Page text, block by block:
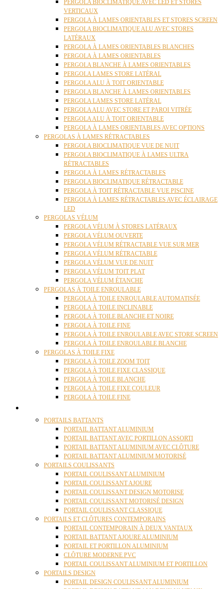
PERGOLA BIOCLIMATIQUE AVEC LED ET STORES
VERTICAUX
PERGOLA À LAMES ORIENTABLES ET STORES SCREEN
PERGOLA BIOCLIMATIQUE ALU AVEC STORES
LATÉRAUX
PERGOLA À LAMES ORIENTABLES BLANCHES
PERGOLA À LAMES ORIENTABLES
PERGOLA BLANCHE À LAMES ORIENTABLES
PERGOLA LAMES STORE LATÉRAL
PERGOLA ALU À TOIT ORIENTABLE
PERGOLA BLANCHE À LAMES ORIENTABLES
PERGOLA LAMES STORE LATÉRAL
PERGOLA ALU AVEC STORE ET PAROI VITRÉE
PERGOLA ALU À TOIT ORIENTABLE
PERGOLA À LAMES ORIENTABLES AVEC OPTIONS
PERGOLAS À LAMES RÉTRACTABLES
PERGOLA BIOCLIMATIQUE VUE DE NUIT
PERGOLA BIOCLIMATIQUE À LAMES ULTRA
RÉTRACTABLES
PERGOLA À LAMES RÉTRACTABLES
PERGOLA BIOCLIMATIQUE RÉTRACTABLE
PERGOLA À TOIT RÉTRACTABLE VUE PISCINE
PERGOLA À LAMES RÉTRACTABLES AVEC ÉCLAIRAGE
LED
PERGOLAS VÉLUM
PERGOLA VÉLUM À STORES LATÉRAUX
PERGOLA VÉLUM OUVERTE
PERGOLA VÉLUM RÉTRACTABLE VUE SUR MER
PERGOLA VÉLUM RÉTRACTABLE
PERGOLA VÉLUM VUE DE NUIT
PERGOLA VÉLUM TOIT PLAT
PERGOLA VÉLUM ÉTANCHE
PERGOLAS À TOILE ENROULABLE
PERGOLA À TOILE ENROULABLE AUTOMATISÉE
PERGOLA À TOILE INCLINABLE
PERGOLA À TOILE BLANCHE ET NOIRE
PERGOLA À TOILE FINE
PERGOLA À TOILE ENROULABLE AVEC STORE SCREEN
PERGOLA À TOILE ENROULABLE BLANCHE
PERGOLAS À TOILE FIXE
PERGOLA À TOILE ZOOM TOIT
PERGOLA À TOILE FIXE CLASSIQUE
PERGOLA À TOILE BLANCHE
PERGOLA À TOILE FIXE COULEUR
PERGOLA À TOILE FINE
PORTAILS BATTANTS
PORTAIL BATTANT ALUMINIUM
PORTAIL BATTANT AVEC PORTILLON ASSORTI
PORTAIL BATTANT ALUMINIUM AVEC CLÔTURE
PORTAIL BATTANT ALUMINIUM MOTORISÉ
PORTAILS COULISSANTS
PORTAIL COULISSANT ALUMINIUM
PORTAIL COULISSANT AJOURE
PORTAIL COULISSANT DESIGN MOTORISE
PORTAIL COULISSANT MOTORISÉ DESIGN
PORTAIL COULISSANT CLASSIQUE
PORTAILS ET CLÔTURES CONTEMPORAINS
PORTAIL CONTEMPORAIN À DEUX VANTAUX
PORTAIL BATTANT AJOURE ALUMINIUM
PORTAIL ET PORTILLON ALUMINIUM
CLÔTURE MODERNE PVC
PORTAIL COULISSANT ALUMINIUM ET PORTILLON
PORTAILS DESIGN
PORTAIL DESIGN COULISSANT ALUMINIUM